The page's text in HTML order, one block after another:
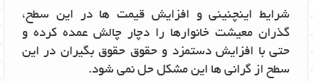
شرایط اینچنینی و افزایش قیمت ها در این سطح،
گذران معیشت خانوارها را دچار چالش عمده کرده و
حتی با افزایش دستمزد و حقوق حقوق بگیران در این
سطح از گرانی ها این مشکل حل نمی شود.